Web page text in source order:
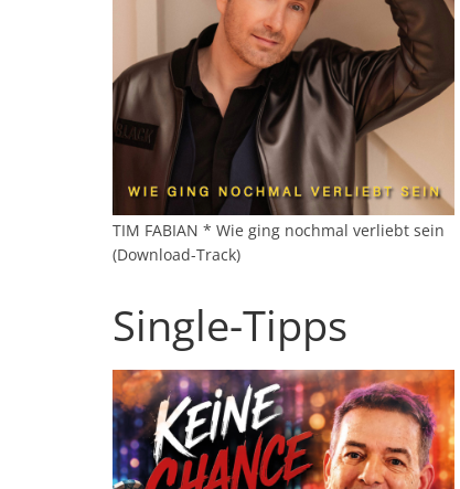
TIM FABIAN * Wie ging nochmal verliebt sein
(Download-Track)
Single-Tipps